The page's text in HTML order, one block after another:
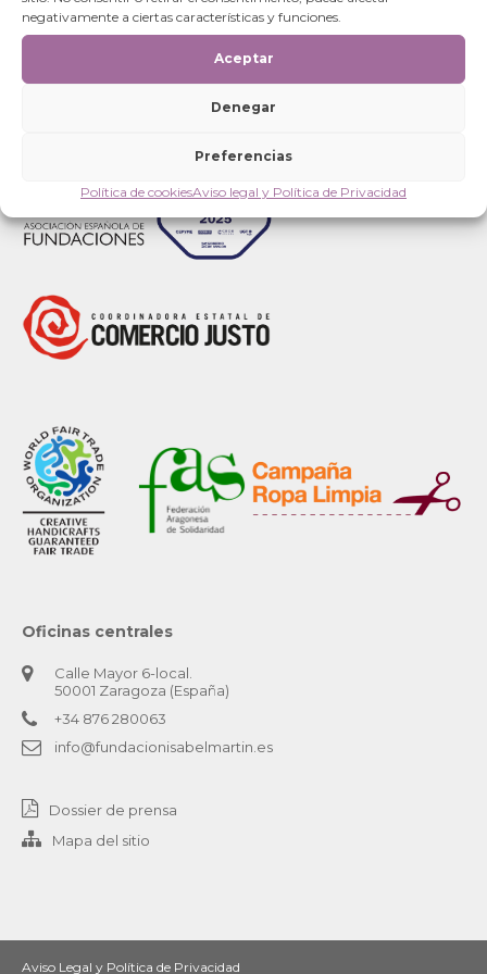
negativamente a ciertas características y funciones.
Aceptar
Denegar
Preferencias
Política de cookiesAviso legal y Política de Privacidad
Categorías
Oficinas centrales
Calle Mayor 6-local.
50001 Zaragoza (España)
+34 876 280063
info@fundacionisabelmartin.es
Dossier de prensa
Mapa del sitio
Aviso Legal y Política de Privacidad